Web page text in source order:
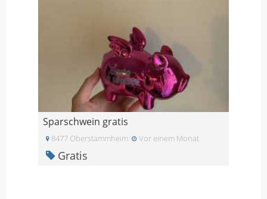
Sparschwein gratis
8477 Oberstammheim Vor einem Monat
Gratis